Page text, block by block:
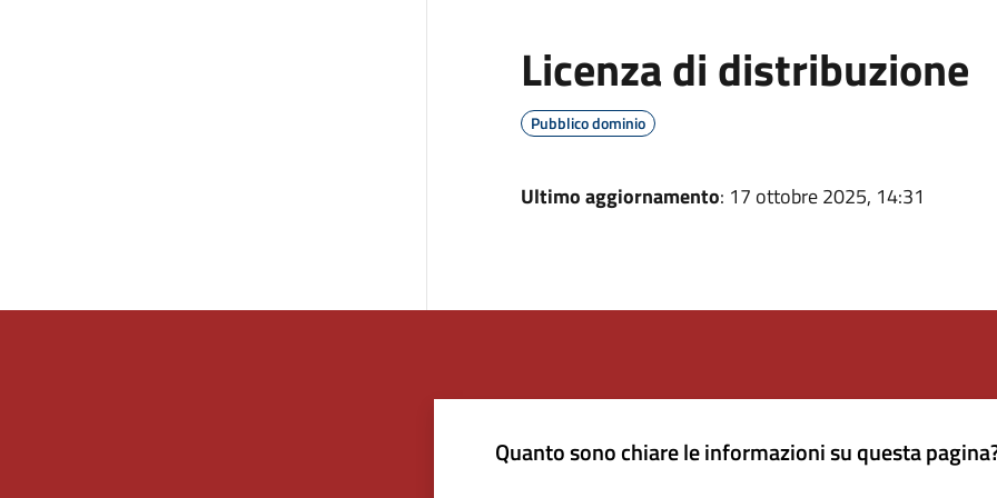
Licenza di distribuzione
Pubblico dominio
Ultimo aggiornamento: 17 ottobre 2025, 14:31
Quanto sono chiare le informazioni su questa